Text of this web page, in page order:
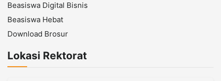
Beasiswa Digital Bisnis
Beasiswa Hebat
Download Brosur
Lokasi Rektorat